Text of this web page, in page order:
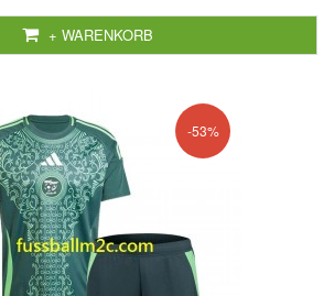
+ WARENKORB
-53%